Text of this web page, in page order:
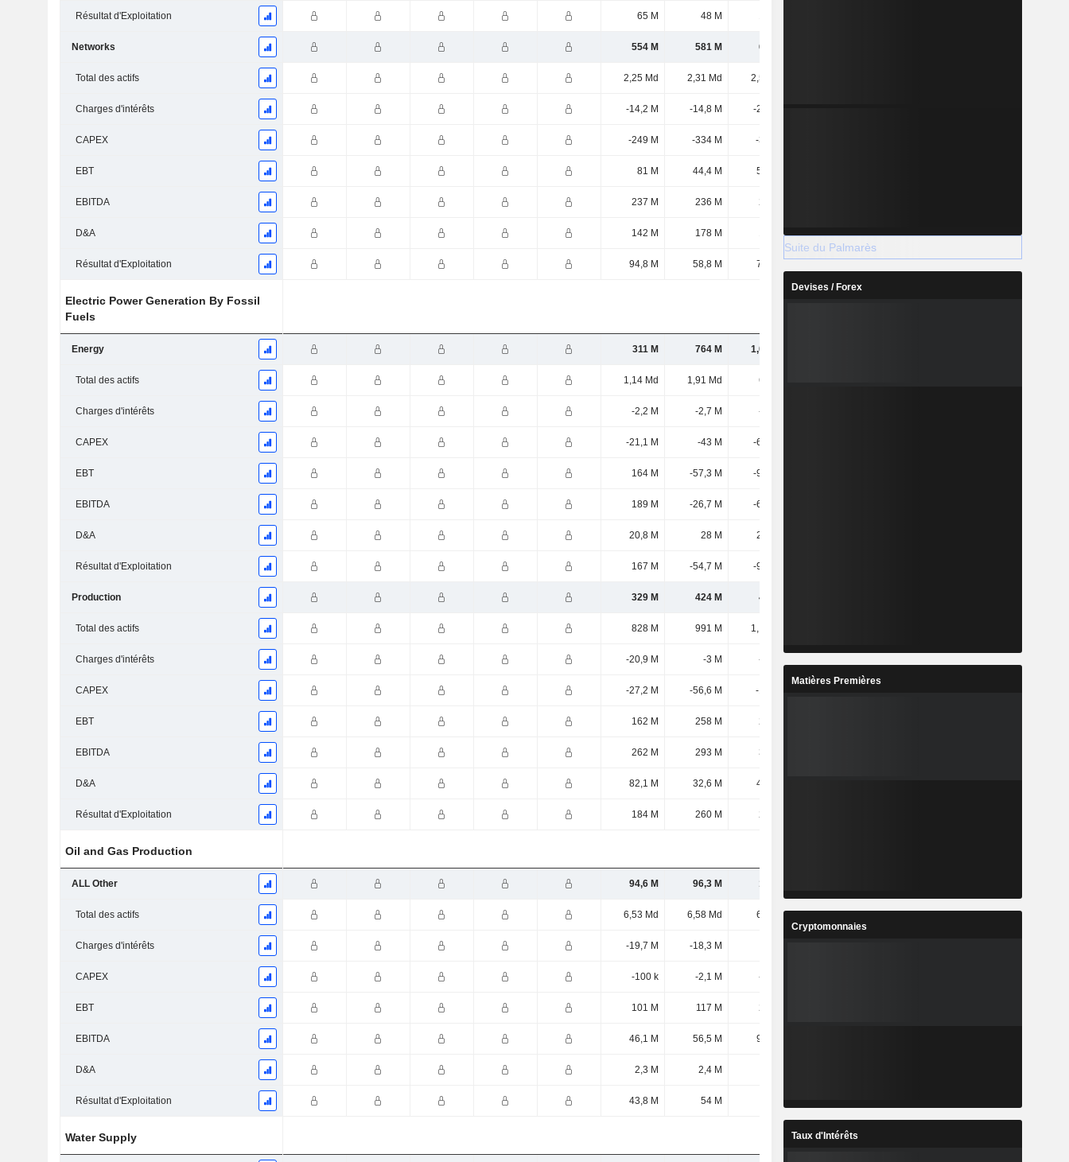
Résultat d'Exploitation 65 M 48 M
Networks 554 M 581 M 638 M
Total des actifs 2,25 Md 2,31 Md 2,56 Md
Charges d'intérêts -14,2 M -14,8 M -22,4 M
CAPEX -249 M -334 M -356 M
EBT 81 M 44,4 M 56,8 M
EBITDA 237 M 236 M 235 M
D&A 142 M 178 M 157 M 169 M 186 M
Résultat d'Exploitation 94,8 M 58,8 M 78,6 M
Electric Power Generation By Fossil
Fuels
Energy 311 M 764 M 1,04 Md
Total des actifs 1,14 Md 1,91 Md 674 M
Charges d'intérêts -2,2 M -2,7 M -4,3 M
CAPEX -21,1 M -43 M -63,6 M
EBT 164 M -57,3 M -94,8 M
EBITDA 189 M -26,7 M -63,6 M
D&A 20,8 M 28 M 26,6 M
Résultat d'Exploitation 167 M -54,7 M -90,1 M
Production 329 M 424 M 482 M
Total des actifs 828 M 991 M 1,19 Md
Charges d'intérêts -20,9 M -3 M -4,5 M
CAPEX -27,2 M -56,6 M -122 M
EBT 162 M 258 M 257 M
EBITDA 262 M 293 M 300 M
D&A 82,1 M 32,6 M 45,4 M
Résultat d'Exploitation 184 M 260 M 255 M
Oil and Gas Production
ALL Other 94,6 M 96,3 M 108 M
Total des actifs 6,53 Md 6,58 Md 6,2 Md
Charges d'intérêts -19,7 M -18,3 M
CAPEX -100 k -2,1 M -1,8 M
EBT 101 M 117 M 297 M
EBITDA 46,1 M 56,5 M 98,5 M
D&A 2,3 M 2,4 M
Résultat d'Exploitation 43,8 M 54 M
Water Supply
Suite du Palmarès
Devises / Forex
Matières Premières
Cryptomonnaies
Taux d'Intérêts